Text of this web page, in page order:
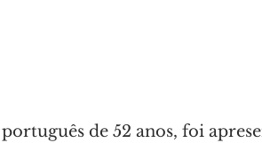
de 52 anos, foi